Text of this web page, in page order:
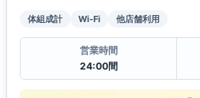
体組成計 Wi-Fi 他店舗利用
営業時間
24:00間